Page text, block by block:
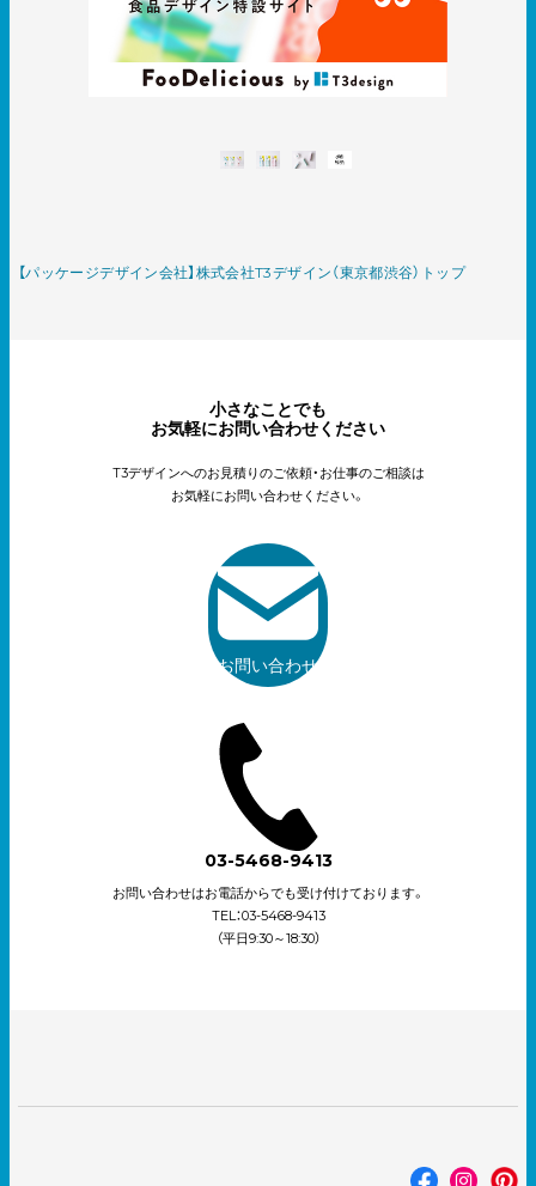
【パッケージデザイン会社】株式会社T3デザイン（東京都渋谷）トップ
小さなことでも
お気軽にお問い合わせください
T3デザインへのお見積りのご依頼・お仕事のご相談は
お気軽にお問い合わせください。
お問い合わせ
03-5468-9413
お問い合わせはお電話からでも受け付けております。
TEL：03-5468-9413
（平日9:30～18:30）